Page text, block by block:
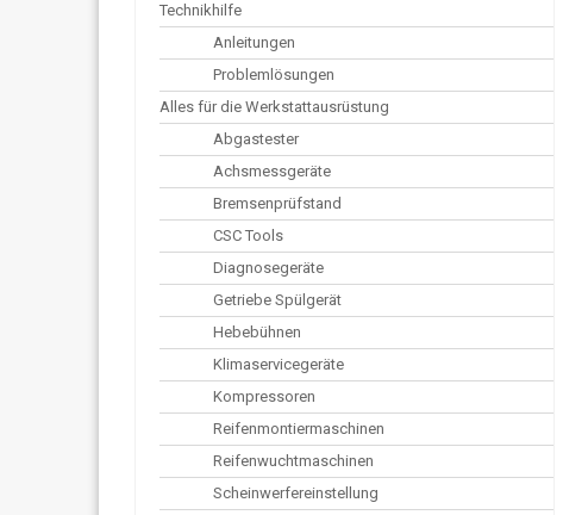
Technikhilfe
Anleitungen
Problemlösungen
Alles für die Werkstattausrüstung
Abgastester
Achsmessgeräte
Bremsenprüfstand
CSC Tools
Diagnosegeräte
Getriebe Spülgerät
Hebebühnen
Klimaservicegeräte
Kompressoren
Reifenmontiermaschinen
Reifenwuchtmaschinen
Scheinwerfereinstellung